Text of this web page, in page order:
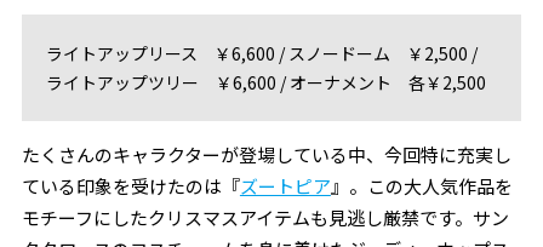
ライトアップリース ￥6,600 / スノードーム ￥2,500 /
ライトアップツリー ￥6,600 / オーナメント 各￥2,500
たくさんのキャラクターが登場している中、今回特に充実し
ている印象を受けたのは『ズートピア』。この大人気作品を
モチーフにしたクリスマスアイテムも見逃し厳禁です。サン